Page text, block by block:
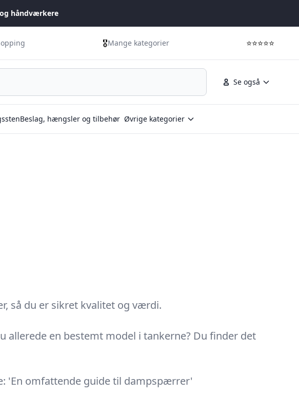
håndværkere
🎖️Mange kategorier ⭐⭐⭐⭐⭐
Se også
Beslag, hængsler og tilbehør Øvrige kategorier
så du er sikret kvalitet og værdi.
allerede en bestemt model i tankerne? Du finder det
'En omfattende guide til dampspærrer'